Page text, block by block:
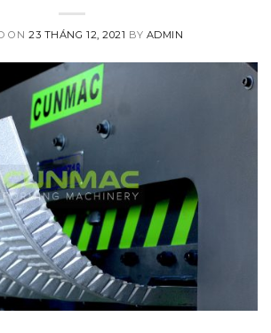
ON 23 THÁNG 12, 2021 BY ADMIN